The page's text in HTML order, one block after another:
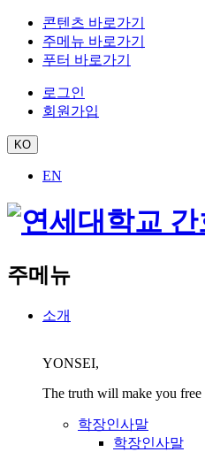
콘텐츠 바로가기
주메뉴 바로가기
푸터 바로가기
로그인
회원가입
KO
EN
주메뉴
소개
YONSEI,
The truth will make you free
학장인사말
학장인사말